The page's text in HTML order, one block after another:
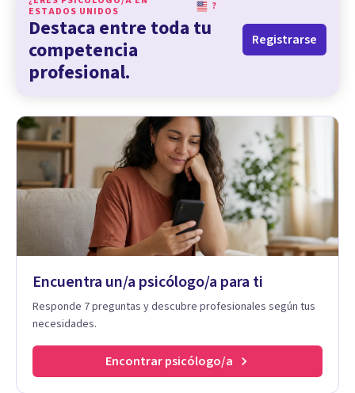
ESTADOS UNIDOS
?
Destaca entre toda tu
competencia
profesional.
Registrarse
Encuentra un/a psicólogo/a para ti
Responde 7 preguntas y descubre profesionales según tus
necesidades.
Encontrar psicólogo/a